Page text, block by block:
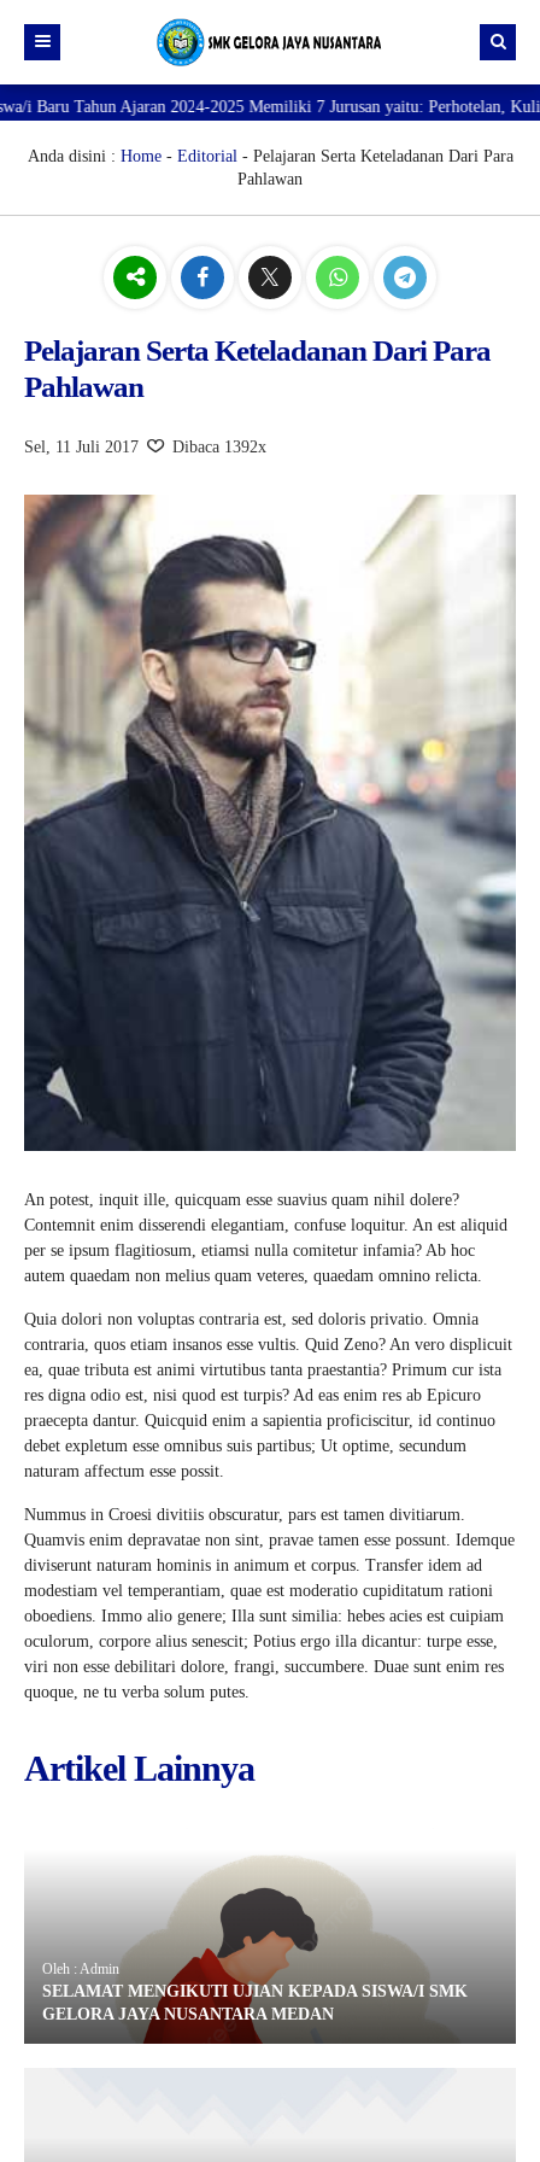
Beranda
Profil
SARANA PRASARANA
DATA GURU
Tahun Ajaran 2024-2025 Memiliki 7 Jurusan yaitu: Perhotelan,
Anda disini : Home- Editorial- Pelajaran Serta Keteladanan Dari Para
Pahlawan
Pelajaran Serta Keteladanan Dari Para
Pahlawan
Sel, 11 Juli 2017 Dibaca 1392x
An potest, inquit ille, quicquam esse suavius quam nihil dolere?
Contemnit enim disserendi elegantiam, confuse loquitur. An est aliquid
per se ipsum flagitiosum, etiamsi nulla comitetur infamia? Ab hoc
autem quaedam non melius quam veteres, quaedam omnino relicta.
Quia dolori non voluptas contraria est, sed doloris privatio. Omnia
contraria, quos etiam insanos esse vultis. Quid Zeno? An vero displicuit
ea, quae tributa est animi virtutibus tanta praestantia? Primum cur ista
res digna odio est, nisi quod est turpis? Ad eas enim res ab Epicuro
praecepta dantur. Quicquid enim a sapientia proficiscitur, id continuo
debet expletum esse omnibus suis partibus; Ut optime, secundum
naturam affectum esse possit.
Nummus in Croesi divitiis obscuratur, pars est tamen divitiarum.
Quamvis enim depravatae non sint, pravae tamen esse possunt. Idemque
diviserunt naturam hominis in animum et corpus. Transfer idem ad
modestiam vel temperantiam, quae est moderatio cupiditatum rationi
oboediens. Immo alio genere; Illa sunt similia: hebes acies est cuipiam
oculorum, corpore alius senescit; Potius ergo illa dicantur: turpe esse,
viri non esse debilitari dolore, frangi, succumbere. Duae sunt enim res
quoque, ne tu verba solum putes.
Artikel Lainnya
Oleh : Admin
SELAMAT MENGIKUTI UJIAN KEPADA SISWA/I SMK
GELORA JAYA NUSANTARA MEDAN